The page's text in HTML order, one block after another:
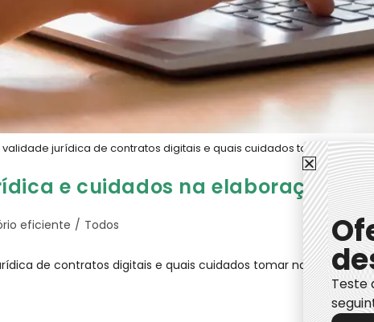
jurídica de contratos digitais e quais cuidados tomar na
e cuidados na elaboração
eficiente / Todos
de contratos digitais e quais cuidados tomar na
Teste